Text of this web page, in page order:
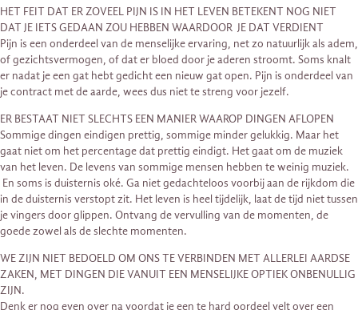
HET FEIT DAT ER ZOVEEL PIJN IS IN HET LEVEN BETEKENT NOG NIET
DAT JE IETS GEDAAN ZOU HEBBEN WAARDOOR JE DAT VERDIENT
Pijn is een onderdeel van de menselijke ervaring, net zo natuurlijk als adem,
of gezichtsvermogen, of dat er bloed door je aderen stroomt. Soms knalt
er nadat je een gat hebt gedicht een nieuw gat open. Pijn is onderdeel van
je contract met de aarde, wees dus niet te streng voor jezelf.
ER BESTAAT NIET SLECHTS EEN MANIER WAAROP DINGEN AFLOPEN
Sommige dingen eindigen prettig, sommige minder gelukkig. Maar het
gaat niet om het percentage dat prettig eindigt. Het gaat om de muziek
van het leven. De levens van sommige mensen hebben te weinig muziek.
En soms is duisternis oké. Ga niet gedachteloos voorbij aan de rijkdom die
in de duisternis verstopt zit. Het leven is heel tijdelijk, laat de tijd niet tussen
je vingers door glippen. Ontvang de vervulling van de momenten, de
goede zowel als de slechte momenten.
WE ZIJN NIET BEDOELD OM ONS TE VERBINDEN MET ALLERLEI AARDSE
ZAKEN, MET DINGEN DIE VANUIT EEN MENSELIJKE OPTIEK ONBENULLIG
ZIJN.
Denk er nog even over na voordat je een te hard oordeel velt over een